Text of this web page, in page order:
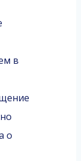
в
о